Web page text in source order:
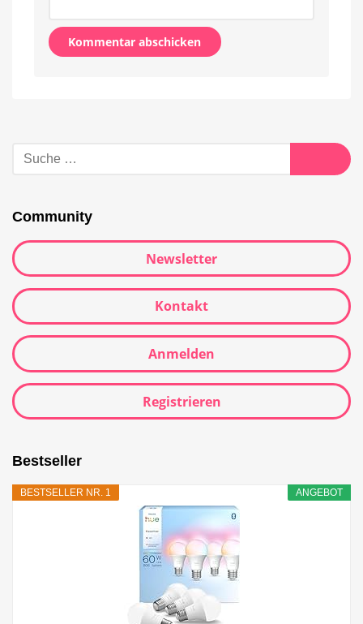
Suche
nach:
Suche
Community
Newsletter
Kontakt
Anmelden
Registrieren
Bestseller
ANGEBOT
BESTSELLER NR. 1